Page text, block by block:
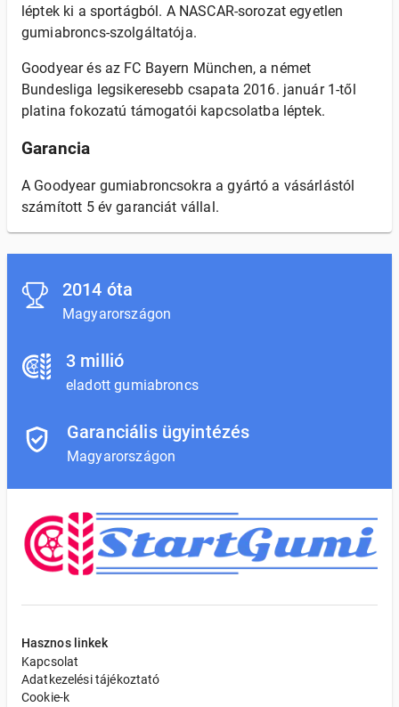
léptek ki a sportágból. A NASCAR-sorozat egyetlen
gumiabroncs-szolgáltatója.
Goodyear és az FC Bayern München, a német
Bundesliga legsikeresebb csapata 2016. január 1-től
platina fokozatú támogatói kapcsolatba léptek.
Garancia
A Goodyear gumiabroncsokra a gyártó a vásárlástól
számított 5 év garanciát vállal.
2014 óta
Magyarországon
3 millió
eladott gumiabroncs
Garanciális ügyintézés
Magyarországon
Hasznos linkek
Kapcsolat
Adatkezelési tájékoztató
Cookie-k